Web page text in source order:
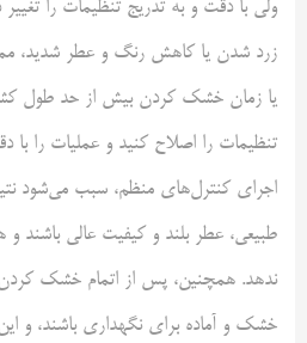
ولی با دقت و به تدریج تنظیمات را
زرد شدن یا کاهش رنگ و عطر شدید،
یا زمان خشک کردن بیش از حد طول
تنظیمات را اصلاح کنید و عملیات را با
اجرای کنترل‌های منظم، سبب می‌شود
طبیعی، عطر بلند و کیفیت عالی باشند و
ندهد. همچنین، پس از اتمام خشک
خشک و آماده برای نگهداری باشند، و